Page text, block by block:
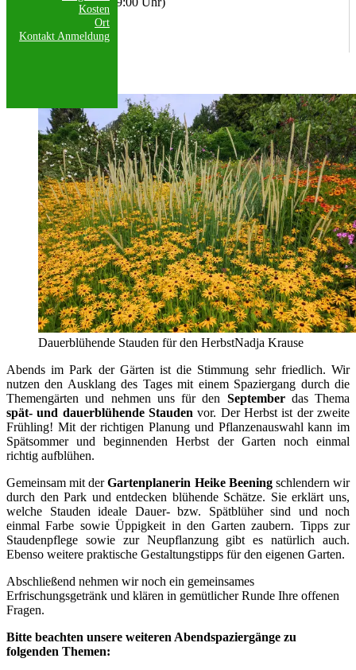
Kosten
Ort
Kontakt Anmeldung
Anmeldeschluss:
02.09.2026
Dauerblühende Stauden für den HerbstNadja Krause
Abends im Park der Gärten ist die Stimmung sehr friedlich. Wir
nutzen den Ausklang des Tages mit einem Spaziergang durch die
Themengärten und nehmen uns für den September das Thema
spät- und dauerblühende Stauden vor. Der Herbst ist der zweite
Frühling! Mit der richtigen Planung und Pflanzenauswahl kann im
Spätsommer und beginnenden Herbst der Garten noch einmal
richtig aufblühen.
Gemeinsam mit derGartenplanerin Heike Beeningschlendern wir
durch den Park und entdecken blühende Schätze. Sie erklärt uns,
welche Stauden ideale Dauer- bzw. Spätblüher sind und noch
einmal Farbe sowie Üppigkeit in den Garten zaubern. Tipps zur
Staudenpflege sowie zur Neupflanzung gibt es natürlich auch.
Ebenso weitere praktische Gestaltungstipps für den eigenen Garten.
Abschließend nehmen wir noch ein gemeinsames
Erfrischungsgetränk und klären in gemütlicher Runde Ihre offenen
Fragen.
Bitte beachten unsere weiteren Abendspaziergänge zu
folgenden Themen: